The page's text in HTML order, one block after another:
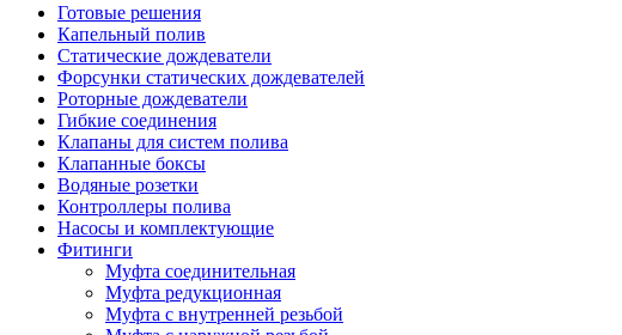
Готовые решения
Капельный полив
Статические дождеватели
Форсунки статических дождевателей
Роторные дождеватели
Гибкие соединения
Клапаны для систем полива
Клапанные боксы
Водяные розетки
Контроллеры полива
Насосы и комплектующие
Фитинги
Муфта соединительная
Муфта редукционная
Муфта с внутренней резьбой